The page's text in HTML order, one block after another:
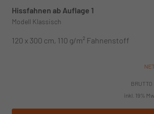
Hissfahnen ab Auflage 1
Modell Klassisch
120 x 300 cm, 110 g/m² Fahnenstoff
BRUTTO
inkl. 19%